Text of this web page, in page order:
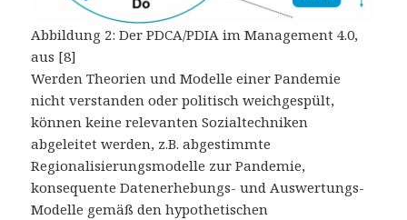
Abbildung 2: Der PDCA/PDIA im Management 4.0,
aus [8]
Werden Theorien und Modelle einer Pandemie
nicht verstanden oder politisch weichgespült,
können keine relevanten Sozialtechniken
abgeleitet werden, z.B. abgestimmte
Regionalisierungsmodelle zur Pandemie,
konsequente Datenerhebungs- und Auswertungs-
Modelle gemäß den hypothetischen